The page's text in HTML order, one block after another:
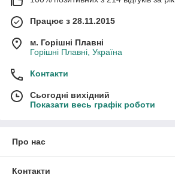
Працює з 28.11.2015
м. Горішні Плавні
Горішні Плавні, Україна
Контакти
Сьогодні вихідний
Показати весь графік роботи
Про нас
Контакти